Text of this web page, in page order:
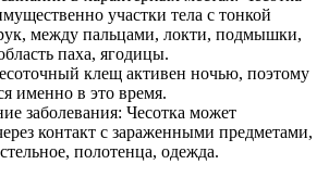
участки тела с тонкой
между пальцами, локти, подмышки,
паха, ягодицы.
клещ активен ночью, поэтому
именно в это время.
заболевания: Чесотка может
контакт с зараженными предметами,
полотенца, одежда.